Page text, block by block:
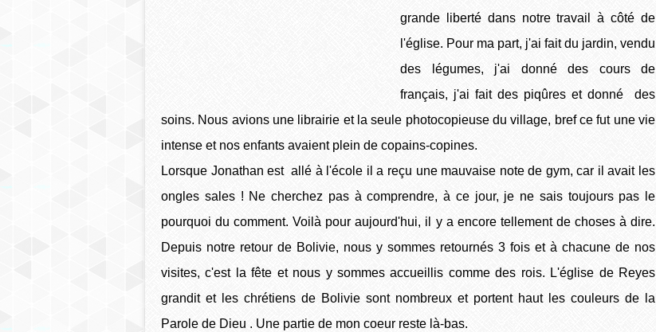
grande liberté dans notre travail à côté de
l'église. Pour ma part, j'ai fait du jardin, vendu
des légumes, j'ai donné des cours de
français, j'ai fait des piqûres et donné des
soins. Nous avions une librairie et la seule photocopieuse du village, bref ce fut une vie
intense et nos enfants avaient plein de copains-copines.
Lorsque Jonathan est allé à l'école il a reçu une mauvaise note de gym, car il avait les
ongles sales ! Ne cherchez pas à comprendre, à ce jour, je ne sais toujours pas le
pourquoi du comment. Voilà pour aujourd'hui, il y a encore tellement de choses à dire.
Depuis notre retour de Bolivie, nous y sommes retournés 3 fois et à chacune de nos
visites, c'est la fête et nous y sommes accueillis comme des rois. L'église de Reyes
grandit et les chrétiens de Bolivie sont nombreux et portent haut les couleurs de la
Parole de Dieu . Une partie de mon coeur reste là-bas.